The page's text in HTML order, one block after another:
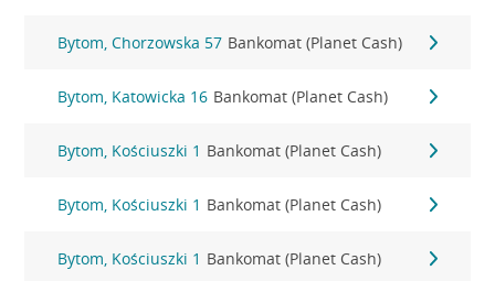
Bytom, Chorzowska 57 Bankomat (Planet Cash)
Bytom, Katowicka 16 Bankomat (Planet Cash)
Bytom, Kościuszki 1 Bankomat (Planet Cash)
Bytom, Kościuszki 1 Bankomat (Planet Cash)
Bytom, Kościuszki 1 Bankomat (Planet Cash)